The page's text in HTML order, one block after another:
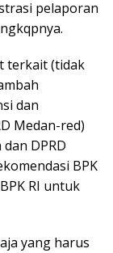
pelaporan
terkait (tidak
dan
Medan-red)
DPRD
BPK
RI untuk
yang harus